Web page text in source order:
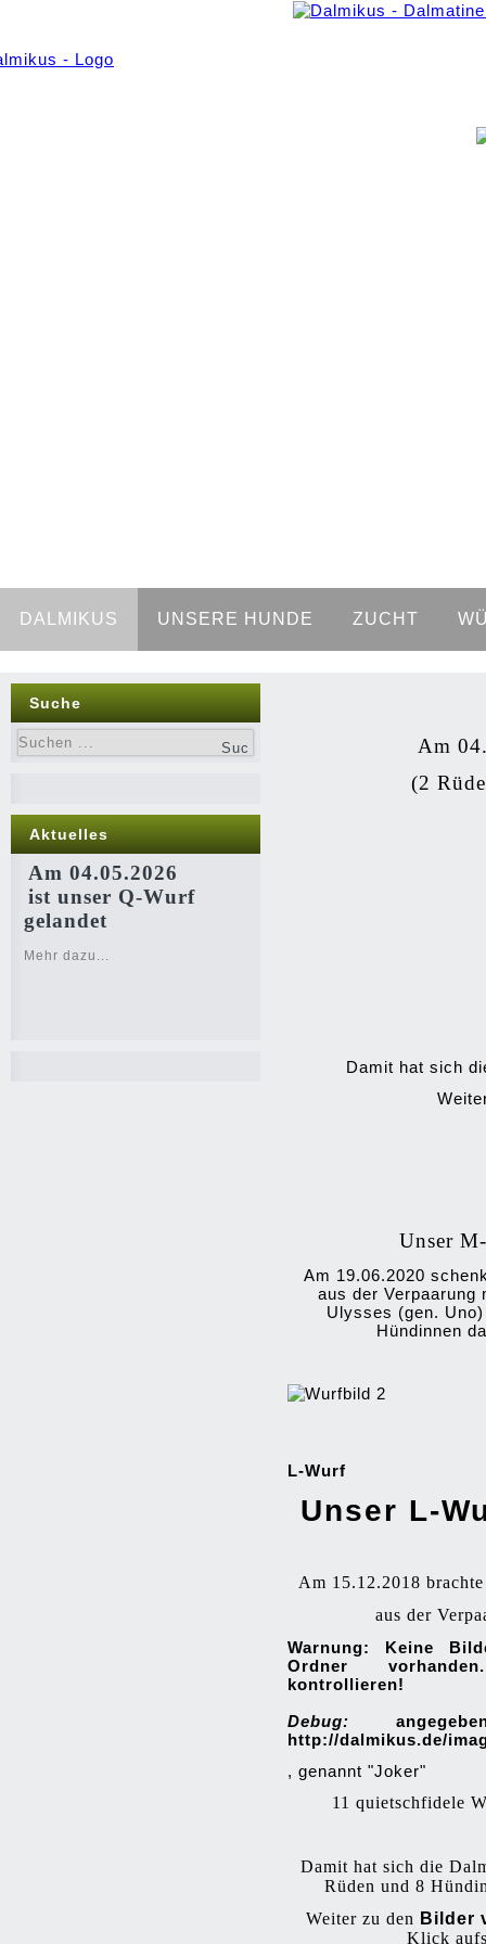
DALMIKUS UNSERE HUNDE ZUCHT
Suche
Aktuelles
Am 04.05.2026
ist unser Q-Wurf
gelandet
Mehr dazu...
Am
(2
Damit hat sich
Unser
Am 19.06.2020
aus der Verpaarung
Ulysses (gen.
Hündinnen
L-Wurf
Unser L-
Am 15.12.2018
aus der
Warnung: Keine
Ordner
kontrollieren!
Debug:
http://dalmikus.de/
, genannt "Joker"
11 quietschfidele
Damit hat sich die
Rüden und 8
Weiter zu den Bilder
Klick